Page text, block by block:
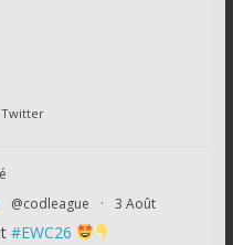
Twitter
@codleague · 3 Août
#EWC26